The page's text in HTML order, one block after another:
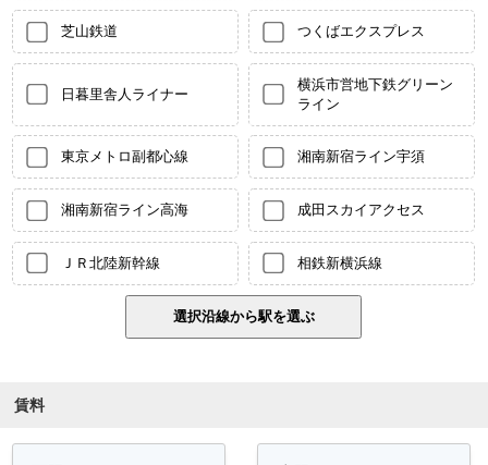
芝山鉄道 つくばエクスプレス
日暮里舎人ライナー
横浜市営地下鉄グリーン
ライン
東京メトロ副都心線 湘南新宿ライン宇須
湘南新宿ライン高海 成田スカイアクセス
ＪＲ北陸新幹線 相鉄新横浜線
賃料